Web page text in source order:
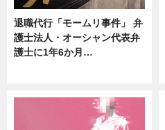
退職代行「モームリ事件」 弁
護士法人・オーシャン代表弁
護士に1年6か月…